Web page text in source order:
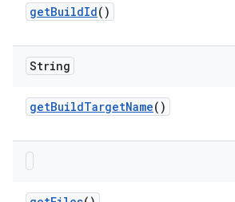
getBuildId()
String
getBuildTargetName()